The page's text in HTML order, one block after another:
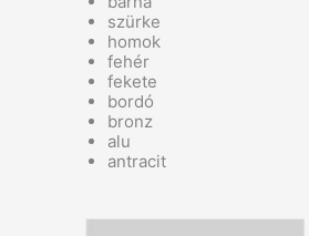
szürke
homok
fehér
fekete
bordó
bronz
alu
antracit